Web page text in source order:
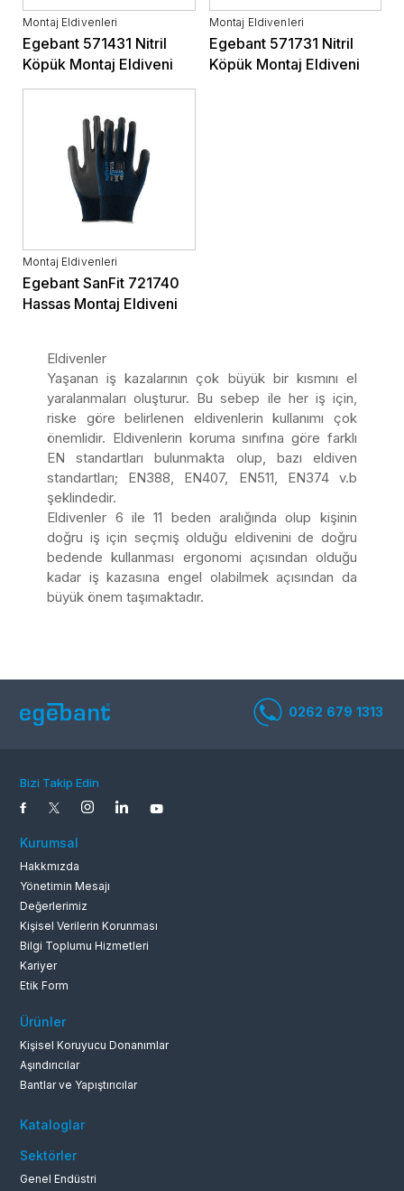
Montaj Eldivenleri
Egebant 571431 Nitril
Köpük Montaj Eldiveni
Montaj Eldivenleri
Egebant 571731 Nitril
Köpük Montaj Eldiveni
Montaj Eldivenleri
Egebant SanFit 721740
Hassas Montaj Eldiveni
Eldivenler
Yaşanan iş kazalarının çok büyük bir kısmını el
yaralanmaları oluşturur. Bu sebep ile her iş için,
riske göre belirlenen eldivenlerin kullanımı çok
önemlidir. Eldivenlerin koruma sınıfına göre farklı
EN standartları bulunmakta olup, bazı eldiven
standartları; EN388, EN407, EN511, EN374 v.b
şeklindedir.
Eldivenler 6 ile 11 beden aralığında olup kişinin
doğru iş için seçmiş olduğu eldivenini de doğru
bedende kullanması ergonomi açısından olduğu
kadar iş kazasına engel olabilmek açısından da
büyük önem taşımaktadır.
Bizi Takip Edin
Kurumsal
Hakkmızda
Yönetimin Mesajı
Değerlerimiz
Kişisel Verilerin Korunması
Bilgi Toplumu Hizmetleri
Kariyer
Etik Form
Ürünler
Kişisel Koruyucu Donanımlar
Aşındırıcılar
Bantlar ve Yapıştırıcılar
Kataloglar
Sektörler
Genel Endüstri